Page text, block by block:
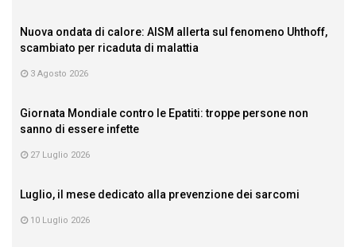
Nuova ondata di calore: AISM allerta sul fenomeno Uhthoff,
scambiato per ricaduta di malattia
3 Agosto 2026
Giornata Mondiale contro le Epatiti: troppe persone non
sanno di essere infette
27 Luglio 2026
Luglio, il mese dedicato alla prevenzione dei sarcomi
10 Luglio 2026